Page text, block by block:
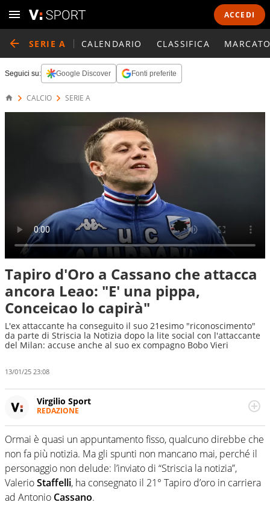
ACCEDI
SERIE A CALENDARIO CLASSIFICA
Seguici su: Google Discover Fonti preferite
CALCIO SERIE A
Tapiro d'Oro a Cassano che attacca
ancora Leao: "E' una pippa,
Conceicao lo capirà"
L'ex attaccante ha conseguito il suo 21esimo "riconoscimento"
da parte di Striscia la Notizia dopo la lite social con l'attaccante
del Milan: accuse anche al suo ex compagno Bobo Vieri
13/01/25 23:08
Virgilio Sport
REDAZIONE
appassionato su tutto il mondo dello sport. Calcio,
calciomercato, F1, Motomondiale ma anche tennis,
volley, basket: su Virgilio Sport i tifosi e gli appassionati
sanno che troveranno sempre copertura completa e
zero faziosità. La squadra di Virgilio Sport è formata da
giornalisti ed esperti di sport abili sia nel gioco di
rimessa quando intercettano le notizie e le rilanciano
Ormai è quasi un appuntamento fisso, qualcuno direbbe che
non fa più notizia. Ma gli spunti non mancano mai, perché il
personaggio non delude: l’inviato di “Striscia la notizia”,
ValerioStaffelli, ha consegnato il 21° Tapiro d’oro in carriera
ad Antonio Cassano.